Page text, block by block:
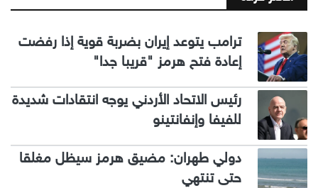
ترامب يتوعد إيران بضربة قوية إذا رفضت
إعادة فتح هرمز "قريبا جدا"
رئيس الاتحاد الأردني يوجه انتقادات شديدة
للفيفا وإنفانتينو
دولي طهران: مضيق هرمز سيظل مغلقا
حتى تنتهي